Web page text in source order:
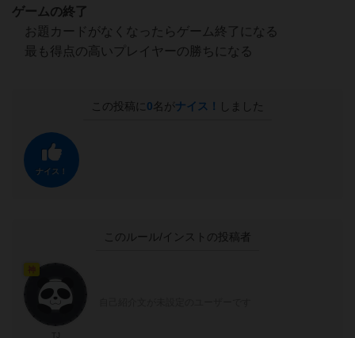
ゲームの終了
お題カードがなくなったらゲーム終了になる
最も得点の高いプレイヤーの勝ちになる
この投稿に 0名がナイス！ しました
ナイス！
このルール/インストの投稿者